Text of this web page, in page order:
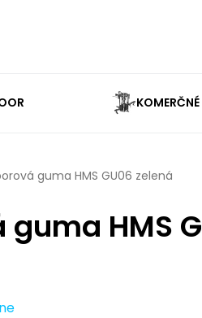
guma HMS GU06 zelená
HMS